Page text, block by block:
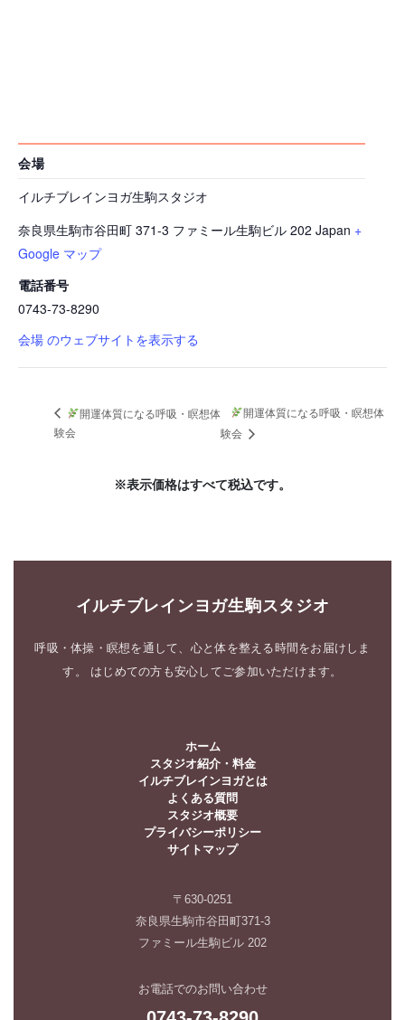
会場
イルチブレインヨガ生駒スタジオ
奈良県生駒市谷田町 371-3 ファミール生駒ビル 202 Japan +
Google マップ
電話番号
0743-73-8290
会場 のウェブサイトを表示する
開運体質になる呼吸・瞑想体
験会
開運体質になる呼吸・瞑想体
験会
※表示価格はすべて税込です。
イルチブレインヨガ生駒スタジオ
呼吸・体操・瞑想を通して、心と体を整える時間をお届けしま
す。 はじめての方も安心してご参加いただけます。
ホーム
スタジオ紹介・料金
イルチブレインヨガとは
よくある質問
スタジオ概要
プライバシーポリシー
サイトマップ
〒630-0251
奈良県生駒市谷田町371-3
ファミール生駒ビル 202
お電話でのお問い合わせ